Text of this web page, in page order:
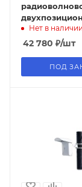
извещатель,
Нет в наличии
42 780 ₽/шт
ПОД